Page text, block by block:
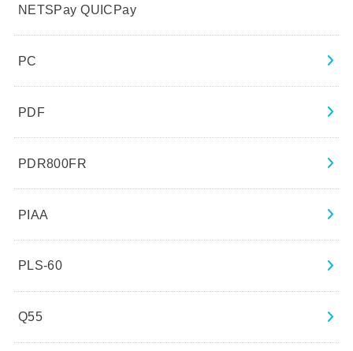
NETSPay QUICPay
PC
PDF
PDR800FR
PIAA
PLS-60
Q55